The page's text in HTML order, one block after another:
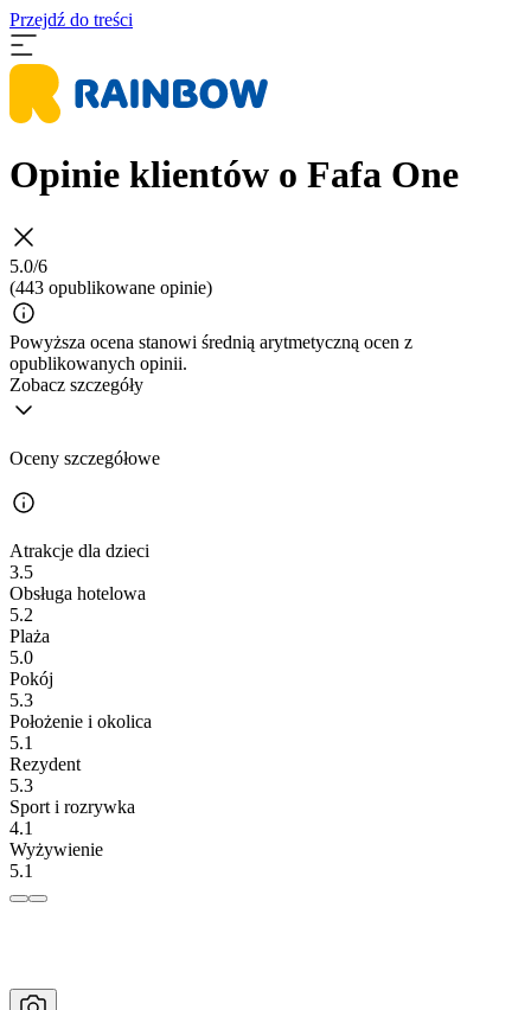
Przejdź do treści
Opinie klientów o Fafa One
5.0/6
(443 opublikowane opinie)
Powyższa ocena stanowi średnią arytmetyczną ocen z
opublikowanych opinii.
Zobacz szczegóły
Oceny szczegółowe
Atrakcje dla dzieci
3.5
Obsługa hotelowa
5.2
Plaża
5.0
Pokój
5.3
Położenie i okolica
5.1
Rezydent
5.3
Sport i rozrywka
4.1
Wyżywienie
5.1